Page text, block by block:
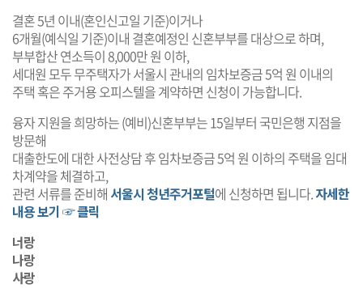
결혼 5년 이내(혼인신고일 기준)이거나
6개월(예식일 기준)이내 결혼예정인 신혼부부를 대상으로 하며,
부부합산 연소득이 8,000만 원 이하,
세대원 모두 무주택자가 서울시 관내의 임차보증금 5억 원 이내의
주택 혹은 주거용 오피스텔을 계약하면 신청이 가능합니다.
융자 지원을 희망하는 (예비)신혼부부는 15일부터 국민은행 지점을
방문해
대출한도에 대한 사전상담 후 임차보증금 5억 원 이하의 주택을 임대
차계약을 체결하고,
관련 서류를 준비해 서울시 청년주거포털에 신청하면 됩니다.자세한
내용 보기 ☞ 클릭
너랑
나랑
사랑